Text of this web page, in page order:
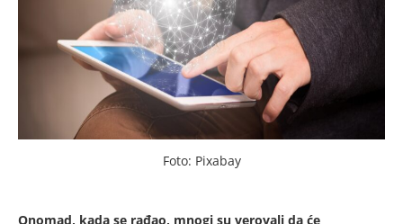
Foto: Pixabay
Onomad, kada se rađao, mnogi su verovali da će